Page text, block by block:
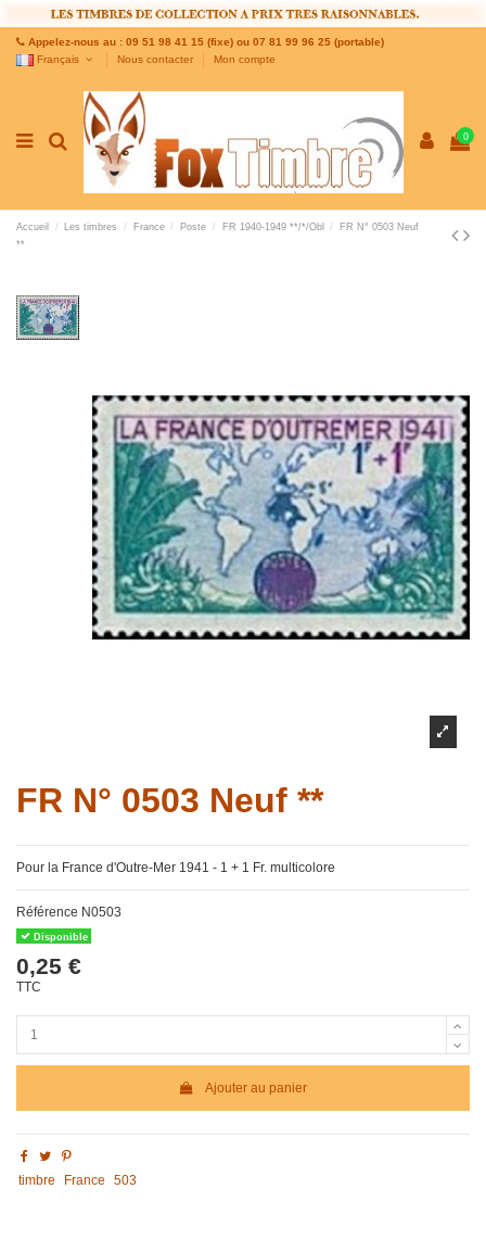
Appelez-nous au : 09 51 98 41 15 (fixe) ou 07 81 99 96 25 (portable)
Français
Nous contacter Mon compte
0
Accueil Les timbres France Poste FR 1940-1949 **/*/Obl
FR N° 0503 Neuf
**
FR N° 0503 Neuf **
Pour la France d'Outre-Mer 1941 - 1 + 1 Fr. multicolore
Référence N0503
Disponible
0,25 €
TTC
Ajouter au panier
timbre France 503